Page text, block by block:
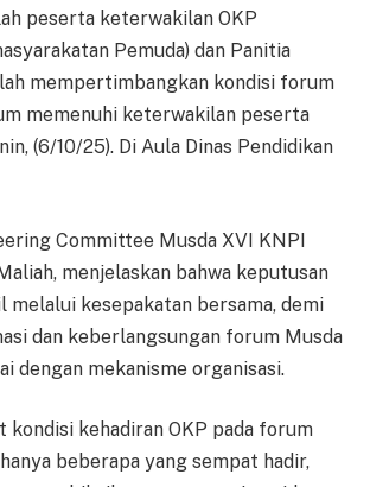
peserta keterwakilan OKP
Pemuda) dan Panitia
mempertimbangkan kondisi forum
memenuhi keterwakilan peserta
(6/10/25). Di Aula Dinas Pendidikan
Committee Musda XVI KNPI
menjelaskan bahwa keputusan
melalui kesepakatan bersama, demi
dan keberlangsungan forum Musda
dengan mekanisme organisasi.
kondisi kehadiran OKP pada forum
beberapa yang sempat hadir,